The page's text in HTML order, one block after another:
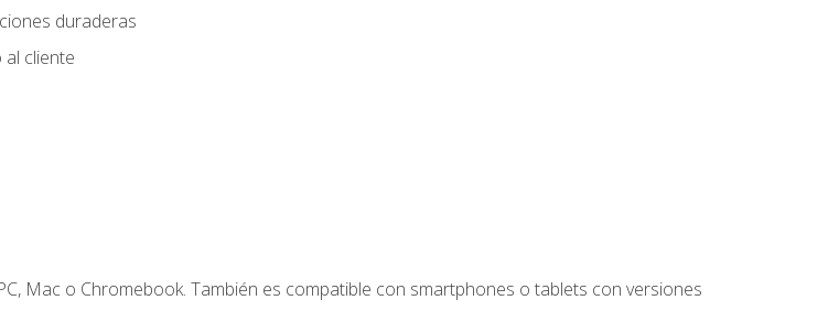
duraderas
al cliente
Mac o Chromebook. También es compatible con smartphones o tablets con versiones